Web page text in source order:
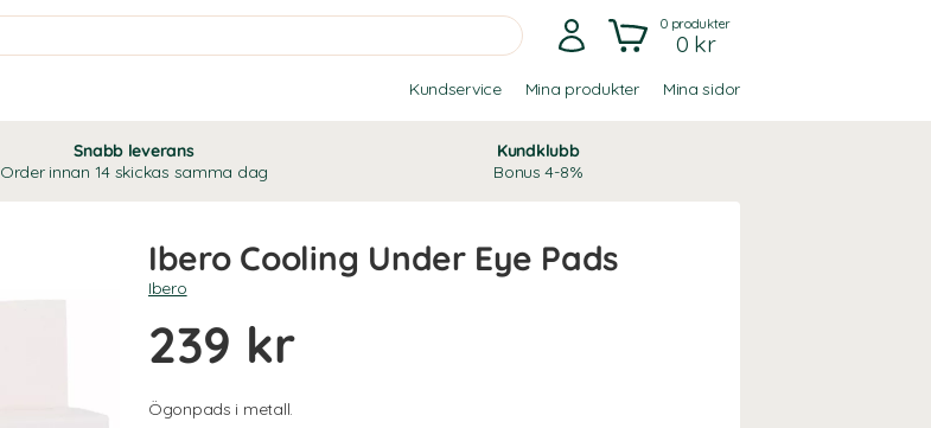
0produkter
0 kr
Kundservice Mina produkter Mina sidor
Snabb leverans
Order innan 14 skickas samma dag
Kundklubb
Bonus 4-8%
Ibero Cooling Under Eye Pads
Ibero
239 kr
Ögonpads i metall.